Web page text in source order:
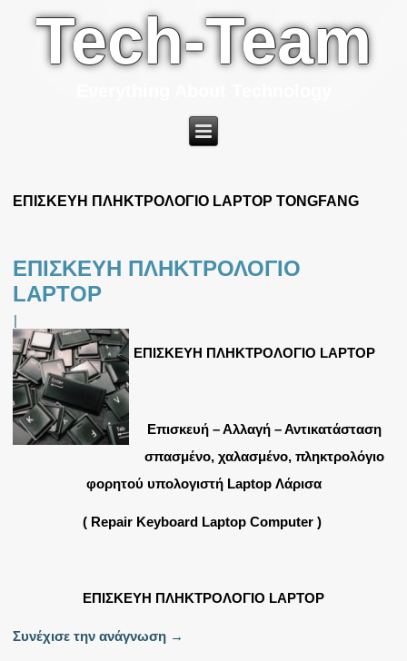
Tech-Team
ΕΠΙΣΚΕΥΗ ΠΛΗΚΤΡΟΛΟΓΙΟ LAPTOP TONGFANG
ΕΠΙΣΚΕΥΗ ΠΛΗΚΤΡΟΛΟΓΙΟ
LAPTOP
|
ΕΠΙΣΚΕΥΗ ΠΛΗΚΤΡΟΛΟΓΙΟ LAPTOP
Επισκευή – Αλλαγή – Αντικατάσταση
σπασμένο, χαλασμένο, πληκτρολόγιο
φορητού υπολογιστή Laptop Λάρισα
( Repair Keyboard Laptop Computer )
ΕΠΙΣΚΕΥΗ ΠΛΗΚΤΡΟΛΟΓΙΟ LAPTOP
Συνέχισε την ανάγνωση →